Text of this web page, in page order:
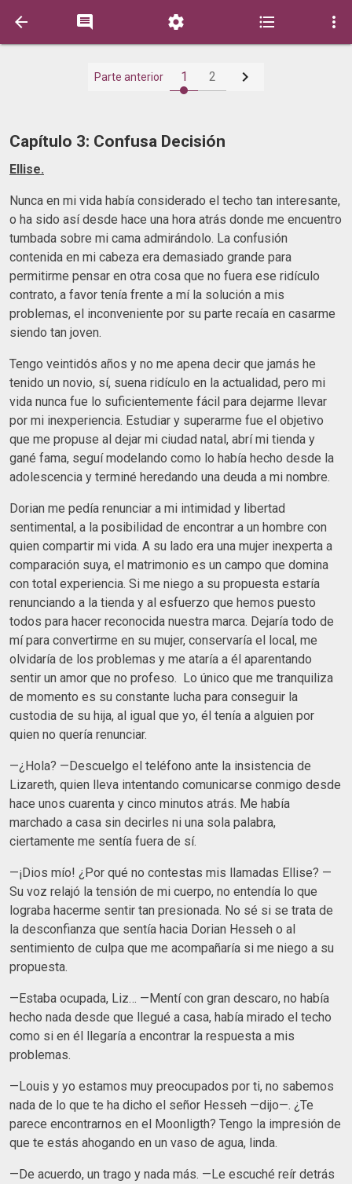
    
Parte anterior 1 2 
Capítulo 3: Confusa Decisión
Ellise.
Nunca en mi vida había considerado el techo tan interesante,
o ha sido así desde hace una hora atrás donde me encuentro
tumbada sobre mi cama admirándolo. La confusión
contenida en mi cabeza era demasiado grande para
permitirme pensar en otra cosa que no fuera ese ridículo
contrato, a favor tenía frente a mí la solución a mis
problemas, el inconveniente por su parte recaía en casarme
siendo tan joven.
Tengo veintidós años y no me apena decir que jamás he
tenido un novio, sí, suena ridículo en la actualidad, pero mi
vida nunca fue lo suficientemente fácil para dejarme llevar
por mi inexperiencia. Estudiar y superarme fue el objetivo
que me propuse al dejar mi ciudad natal, abrí mi tienda y
gané fama, seguí modelando como lo había hecho desde la
adolescencia y terminé heredando una deuda a mi nombre.
Dorian me pedía renunciar a mi intimidad y libertad
sentimental, a la posibilidad de encontrar a un hombre con
quien compartir mi vida. A su lado era una mujer inexperta a
comparación suya, el matrimonio es un campo que domina
con total experiencia. Si me niego a su propuesta estaría
renunciando a la tienda y al esfuerzo que hemos puesto
todos para hacer reconocida nuestra marca. Dejaría todo de
mí para convertirme en su mujer, conservaría el local, me
olvidaría de los problemas y me ataría a él aparentando
sentir un amor que no profeso. Lo único que me tranquiliza
de momento es su constante lucha para conseguir la
custodia de su hija, al igual que yo, él tenía a alguien por
quien no quería renunciar.
—¿Hola? —Descuelgo el teléfono ante la insistencia de
Lizareth, quien lleva intentando comunicarse conmigo desde
hace unos cuarenta y cinco minutos atrás. Me había
marchado a casa sin decirles ni una sola palabra,
ciertamente me sentía fuera de sí.
—¡Dios mío! ¿Por qué no contestas mis llamadas Ellise? —
Su voz relajó la tensión de mi cuerpo, no entendía lo que
lograba hacerme sentir tan presionada. No sé si se trata de
la desconfianza que sentía hacia Dorian Hesseh o al
sentimiento de culpa que me acompañaría si me niego a su
propuesta.
—Estaba ocupada, Liz… —Mentí con gran descaro, no había
hecho nada desde que llegué a casa, había mirado el techo
como si en él llegaría a encontrar la respuesta a mis
problemas.
—Louis y yo estamos muy preocupados por ti, no sabemos
nada de lo que te ha dicho el señor Hesseh —dijo—. ¿Te
parece encontrarnos en el Moonligth? Tengo la impresión de
que te estás ahogando en un vaso de agua, linda.
—De acuerdo, un trago y nada más. —Le escuché reír detrás